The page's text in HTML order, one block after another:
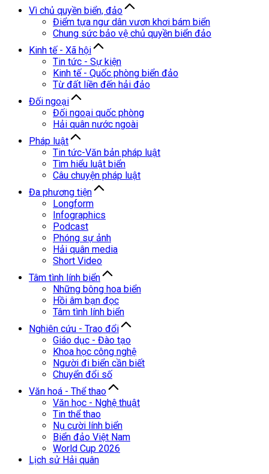
Vì chủ quyền biển, đảo
Điểm tựa ngư dân vươn khơi bám biển
Chung sức bảo vệ chủ quyền biển đảo
Kinh tế - Xã hội
Tin tức - Sự kiện
Kinh tế - Quốc phòng biển đảo
Từ đất liền đến hải đảo
Đối ngoại
Đối ngoại quốc phòng
Hải quân nước ngoài
Pháp luật
Tin tức-Văn bản pháp luật
Tìm hiểu luật biển
Câu chuyện pháp luật
Đa phương tiện
Longform
Infographics
Podcast
Phóng sự ảnh
Hải quân media
Short Video
Tâm tình lính biển
Những bông hoa biển
Hồi âm bạn đọc
Tâm tình lính biển
Nghiên cứu - Trao đổi
Giáo dục - Đào tạo
Khoa học công nghệ
Người đi biển cần biết
Chuyển đổi số
Văn hoá - Thể thao
Văn học - Nghệ thuật
Tin thể thao
Nụ cười lính biển
Biển đảo Việt Nam
World Cup 2026
Lịch sử Hải quân